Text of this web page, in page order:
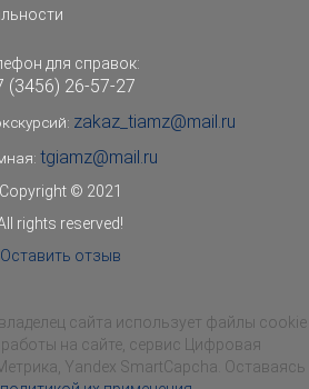
для справок:
(3456) 26-57-27
zakaz_tiamz@mail.ru
tgiamz@mail.ru
Copyright © 2021
rights reserved!
Оставить отзыв
сайта использует файлы cookie
на сайте, сервис Цифровая
Yandex SmartCapcha. Оставаясь